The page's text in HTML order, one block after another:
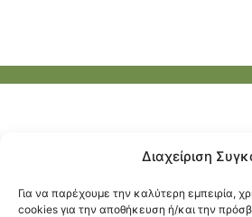
Διαχείριση
Για να παρέχουμε την καλύτερη εμπειρία,
cookies για την αποθήκευση ή/και την